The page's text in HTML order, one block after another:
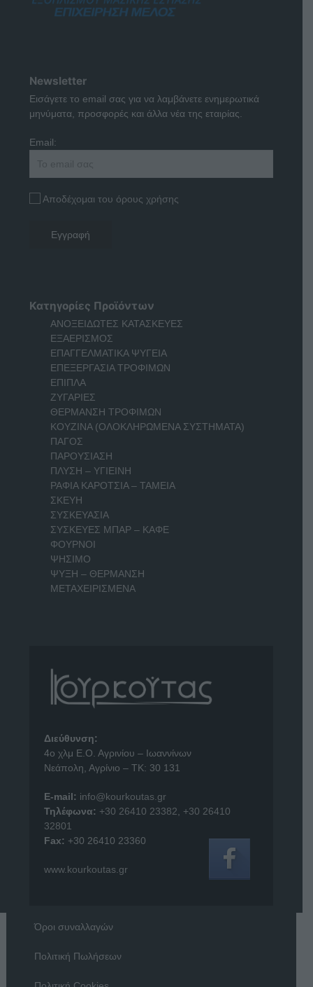
Newsletter
Εισάγετε το email σας για να λαμβάνετε ενημερωτικά
μηνύματα, προσφορές και άλλα νέα της εταιρίας.
Email:
Αποδέχομαι του όρους χρήσης
Κατηγορίες Προϊόντων
ΑΝΟΞΕΙΔΩΤΕΣ ΚΑΤΑΣΚΕΥΕΣ
ΕΞΑΕΡΙΣΜΟΣ
ΕΠΑΓΓΕΛΜΑΤΙΚΑ ΨΥΓΕΙΑ
ΕΠΕΞΕΡΓΑΣΙΑ ΤΡΟΦΙΜΩΝ
ΕΠΙΠΛΑ
ΖΥΓΑΡΙΕΣ
ΘΕΡΜΑΝΣΗ ΤΡΟΦΙΜΩΝ
ΚΟΥΖΙΝΑ (ΟΛΟΚΛΗΡΩΜΕΝΑ ΣΥΣΤΗΜΑΤΑ)
ΠΑΓΟΣ
ΠΑΡΟΥΣΙΑΣΗ
ΠΛΥΣΗ – ΥΓΙΕΙΝΗ
ΡΑΦΙΑ ΚΑΡΟΤΣΙΑ – ΤΑΜΕΙΑ
ΣΚΕΥΗ
ΣΥΣΚΕΥΑΣΙΑ
ΣΥΣΚΕΥΕΣ ΜΠΑΡ – ΚΑΦΕ
ΦΟΥΡΝΟΙ
ΨΗΣΙΜΟ
ΨΥΞΗ – ΘΕΡΜΑΝΣΗ
ΜΕΤΑΧΕΙΡΙΣΜΕΝΑ
Διεύθυνση:
4o χλμ Ε.Ο. Αγρινίου – Ιωαννίνων
Νεάπολη, Αγρίνιο – ΤΚ: 30 131
E-mail: info@kourkoutas.gr
Τηλέφωνα: +30 26410 23382
+30 26410
32801
Fax: +30 26410 23360
www.kourkoutas.gr
Όροι συναλλαγών
Πολιτική Πωλήσεων